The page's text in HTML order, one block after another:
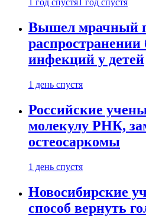
1 год спустя 1 год спустя
Вышел мрачный
инфекций у детей
1 день спустя
Российские
молекулу РНК,
остеосаркомы
1 день спустя
Новосибирские
способ вернуть